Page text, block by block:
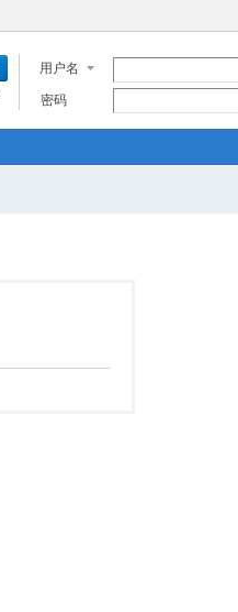
用户名
密码